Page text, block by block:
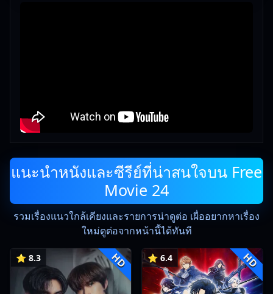
แนะนำหนังและซีรีย์ที่น่าสนใจบน Free
Movie 24
รวมเรื่องแนวใกล้เคียงและรายการน่าดูต่อ เผื่ออยากหาเรื่อง
ใหม่ดูต่อจากหน้านี้ได้ทันที
⭐ 8.3 HD ⭐ 6.4 HD